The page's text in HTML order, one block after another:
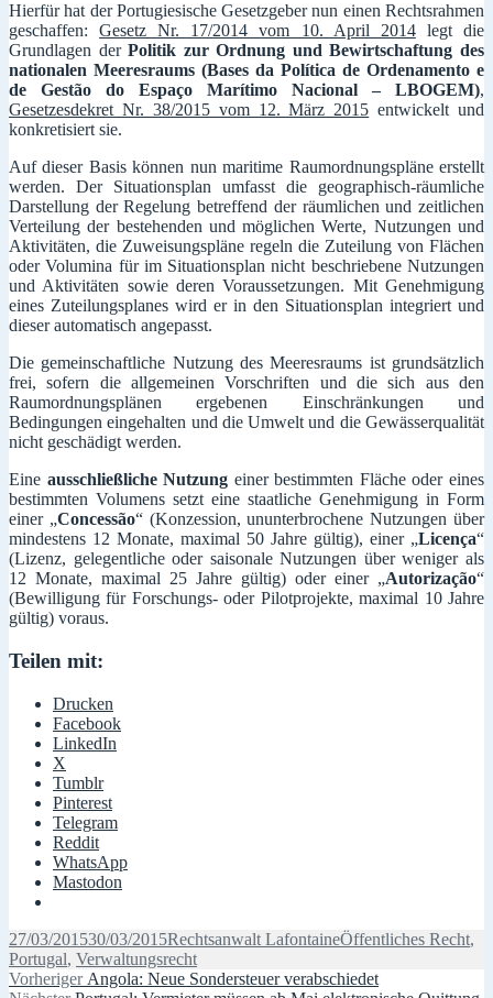
Hierfür hat der Portugiesische Gesetzgeber nun einen Rechtsrahmen
geschaffen:Gesetz Nr. 17/2014 vom 10. April 2014legt die
Grundlagen derPolitik zur Ordnung und Bewirtschaftung des
nationalen Meeresraums (Bases da Política de Ordenamento e
de Gestão do Espaço Marítimo Nacional – LBOGEM),
Gesetzesdekret Nr. 38/2015 vom 12. März 2015 entwickelt und
konkretisiert sie.
Auf dieser Basis können nun maritime Raumordnungspläne erstellt
werden. Der Situationsplan umfasst die geographisch-räumliche
Darstellung der Regelung betreffend der räumlichen und zeitlichen
Verteilung der bestehenden und möglichen Werte, Nutzungen und
Aktivitäten, die Zuweisungspläne regeln die Zuteilung von Flächen
oder Volumina für im Situationsplan nicht beschriebene Nutzungen
und Aktivitäten sowie deren Voraussetzungen. Mit Genehmigung
eines Zuteilungsplanes wird er in den Situationsplan integriert und
dieser automatisch angepasst.
Die gemeinschaftliche Nutzung des Meeresraums ist grundsätzlich
frei, sofern die allgemeinen Vorschriften und die sich aus den
Raumordnungsplänen ergebenen Einschränkungen und
Bedingungen eingehalten und die Umwelt und die Gewässerqualität
nicht geschädigt werden.
Eine ausschließliche Nutzung einer bestimmten Fläche oder eines
bestimmten Volumens setzt eine staatliche Genehmigung in Form
einer „Concessão“ (Konzession, ununterbrochene Nutzungen über
mindestens 12 Monate, maximal 50 Jahre gültig), einer „Licença“
(Lizenz, gelegentliche oder saisonale Nutzungen über weniger als
12 Monate, maximal 25 Jahre gültig) oder einer „Autorização“
(Bewilligung für Forschungs- oder Pilotprojekte, maximal 10 Jahre
gültig) voraus.
Teilen mit:
Drucken
Facebook
LinkedIn
X
Tumblr
Pinterest
Telegram
Reddit
WhatsApp
Mastodon
Veröffentlicht
am
27/03/201530/03/2015Autor
Rechtsanwalt LafontaineKategorien
Öffentliches Recht,
Portugal, Verwaltungsrecht
Beitragsnavigation
Vorheriger Vorheriger
Angola: Neue Sondersteuer verabschiedet